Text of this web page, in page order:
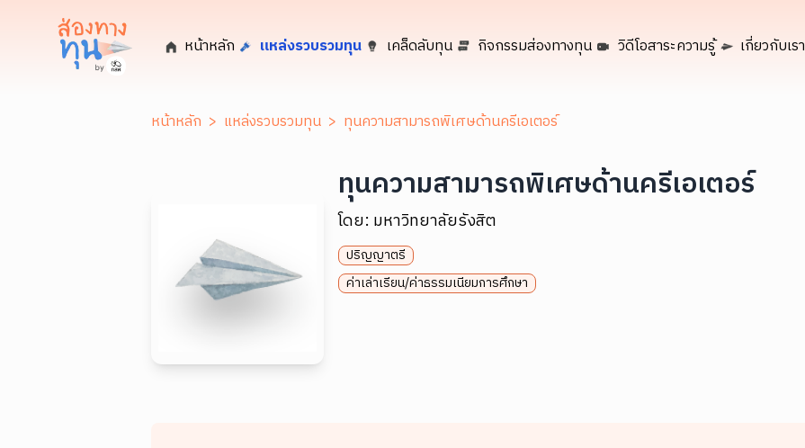
หน้าหลัก แหล่งรวบรวมทุน เคล็ดลับทุน กิจกรรมส่องทางทุน วิดีโอสาระความรู้ เกี่ยวกับเรา
หน้าหลัก > แหล่งรวบรวมทุน > ทุนความสามารถพิเศษด้านครีเอเตอร์
ทุนความสามารถพิเศษด้านครีเอเตอร์
โดย: มหาวิทยาลัยรังสิต
ปริญญาตรี
ค่าเล่าเรียน/ค่าธรรมเนียมการศึกษา